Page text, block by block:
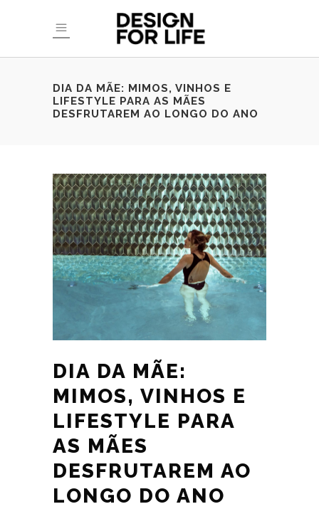
DIA DA MÃE: MIMOS, VINHOS E
LIFESTYLE PARA AS MÃES
DESFRUTAREM AO LONGO DO ANO
DIA DA MÃE:
MIMOS, VINHOS E
LIFESTYLE PARA
AS MÃES
DESFRUTAREM AO
LONGO DO ANO